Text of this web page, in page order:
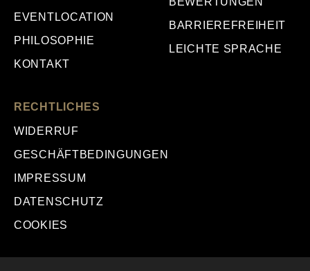
EVENTLOCATION
PHILOSOPHIE
KONTAKT
BARRIEREFREIHEIT
LEICHTE SPRACHE
RECHTLICHES
WIDERRUF
GESCHÄFTBEDINGUNGEN
IMPRESSUM
DATENSCHUTZ
COOKIES